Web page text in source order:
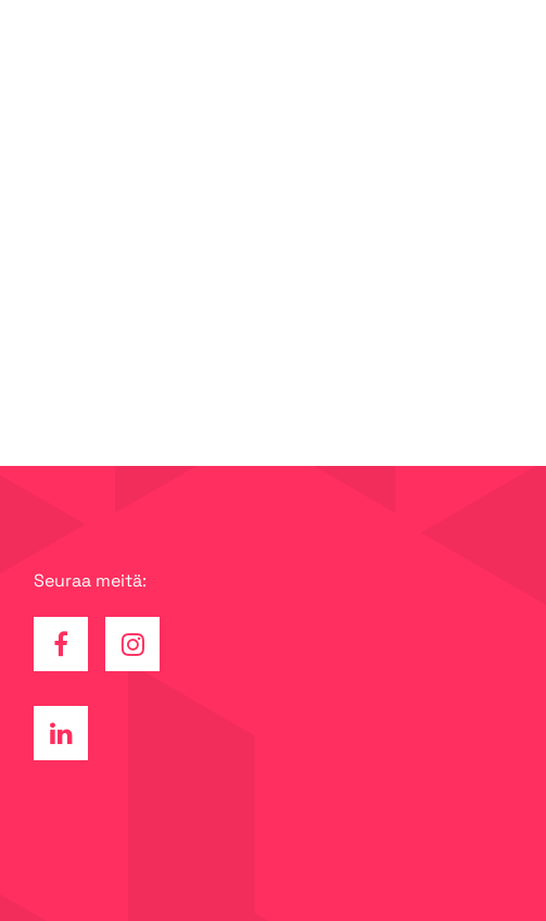
Seuraa meitä:
Facebook Instagram
Linkedin